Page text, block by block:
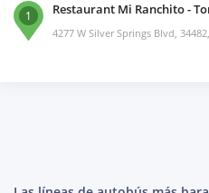
1 Restaurant Mi Ranchito -
4277 W Silver Springs Blvd,